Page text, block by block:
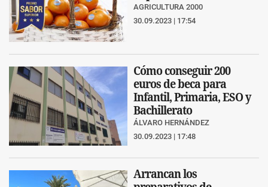
AGRICULTURA 2000
30.09.2023 | 17:54
Cómo conseguir 200
euros de beca para
Infantil, Primaria, ESO y
Bachillerato
ÁLVARO HERNÁNDEZ
30.09.2023 | 17:48
Arrancan los